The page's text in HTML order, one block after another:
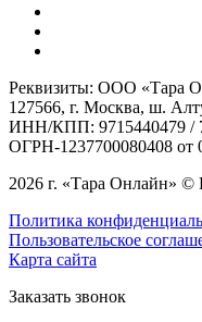
Реквизиты: ООО «Тара
127566, г. Москва, ш.
ИНН/КПП: 9715440479 /
ОГРН-1237700080408 от
2026 г. «Тара Онлайн»
Политика
Пользовательское
Карта сайта
Заказать звонок